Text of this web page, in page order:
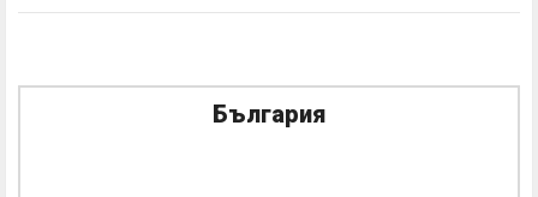
България